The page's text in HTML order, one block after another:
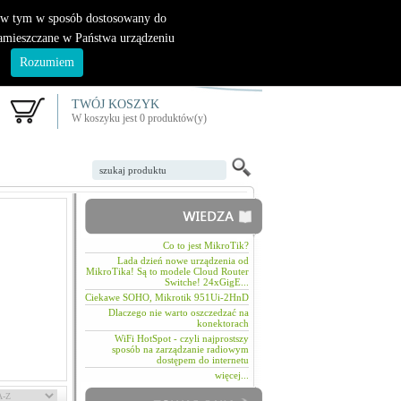
TWÓJ KOSZYK
W koszyku jest 0 produktów(y)
Co to jest MikroTik?
Lada dzień nowe urządzenia od
MikroTika! Są to modele Cloud Router
Switche! 24xGigE...
Ciekawe SOHO, Mikrotik 951Ui-2HnD
Dlaczego nie warto oszczedzać na
konektorach
WiFi HotSpot - czyli najprostszy
sposób na zarządzanie radiowym
dostępem do internetu
więcej...
tym w sposób dostosowany do
w Państwa urządzeniu
Rozumiem